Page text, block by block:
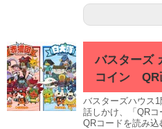
バスターズ
コイン QR
バスターズハウス
話しかけ、「QRコ
QRコードを読み